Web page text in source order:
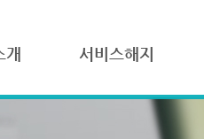
개 서비스해지